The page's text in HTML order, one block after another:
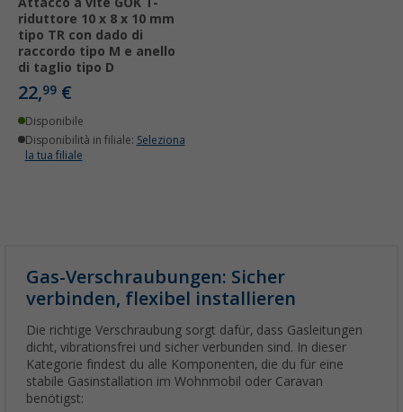
riduttore 10 x 8 x 10 mm
tipo TR con dado di
raccordo tipo M e anello
di taglio tipo D
22,99 €
Disponibile
Disponibilità in filiale: Seleziona
la tua filiale
Gas-Verschraubungen: Sicher
verbinden, flexibel installieren
Die richtige Verschraubung sorgt dafür, dass Gasleitungen
dicht, vibrationsfrei und sicher verbunden sind. In dieser
Kategorie findest du alle Komponenten, die du für eine
stabile Gasinstallation im Wohnmobil oder Caravan
benötigst: